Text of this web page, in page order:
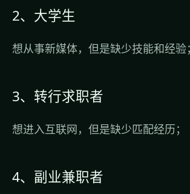
2、大学生
想从事新媒体，但是缺少技能和经验；
3、转行求职者
想进入互联网，但是缺少匹配经历；
4、副业兼职者